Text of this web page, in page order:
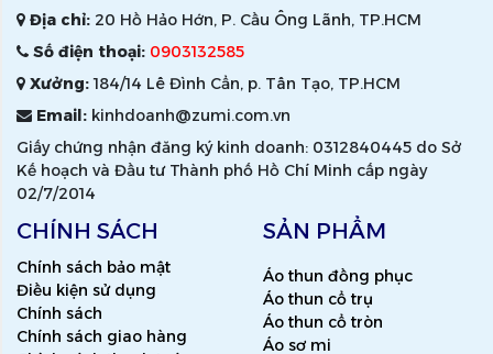
Địa chỉ: 20 Hồ Hảo Hớn, P. Cầu Ông Lãnh, TP.HCM
Số điện thoại: 0903132585
Xưởng:184/14 Lê Đình Cẩn, p. Tân Tạo, TP.HCM
Email: kinhdoanh@zumi.com.vn
Giấy chứng nhận đăng ký kinh doanh: 0312840445 do Sở
Kế hoạch và Đầu tư Thành phố Hồ Chí Minh cấp ngày
02/7/2014
CHÍNH SÁCH
Chính sách bảo mật
Điều kiện sử dụng
Chính sách
Chính sách giao hàng
SẢN PHẨM
Áo thun đồng phục
Áo thun cổ trụ
Áo thun cổ tròn
Áo sơ mi